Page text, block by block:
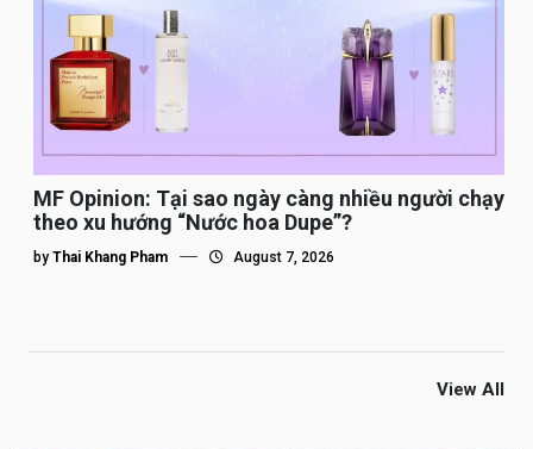
MF Opinion: Tại sao ngày càng nhiều người chạy
theo xu hướng “Nước hoa Dupe”?
by Thai Khang Pham August 7, 2026
View All